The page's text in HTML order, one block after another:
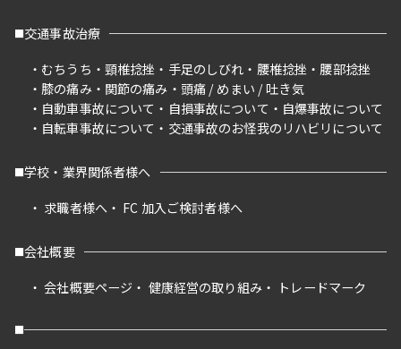
交通事故治療
むちうち
頸椎捻挫 手足のしびれ 腰椎捻挫
腰部捻挫
膝の痛み
関節の痛み
頭痛 / めまい / 吐き気
自動車事故について
自損事故について
自爆事故について
自転車事故について
交通事故のお怪我のリハビリについて
学校・業界関係者様へ
求職者様へ
FC 加入ご検討者様へ
会社概要
会社概要ページ
健康経営の取り組み トレードマーク